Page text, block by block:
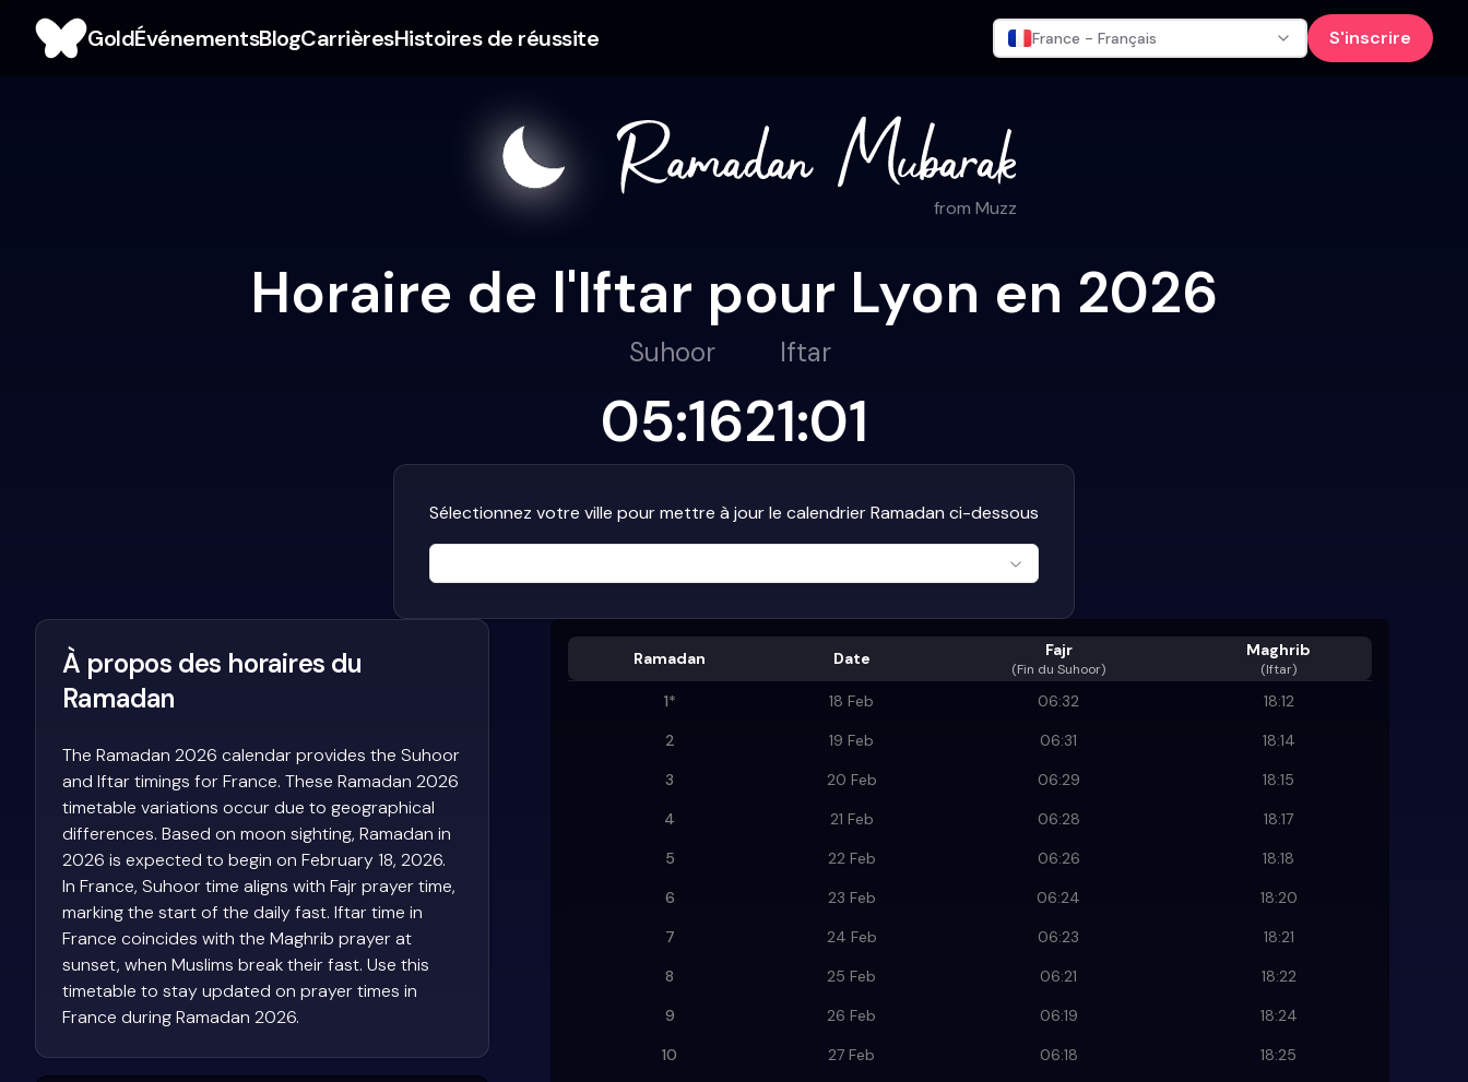
GoldÉvénementsBlogCarrièresHistoires de réussite France - Français S'inscrire
from Muzz
Horaire de l'Iftar pour Lyon en 2026
Suhoor
05:16
Iftar
21:01
Sélectionnez votre ville pour mettre à jour le calendrier Ramadan ci-dessous
Ramadan Date Fajr
(Fin du Suhoor)
Maghrib
(Iftar)
1* 18 Feb 06:32
18:12
2
19 Feb 06:31
18:14
3
20 Feb 06:29
18:15
4
21 Feb 06:28
18:17
5
22 Feb 06:26
18:18
6
23 Feb 06:24
18:20
7
24 Feb 06:23
18:21
8
25 Feb 06:21
18:22
9
26 Feb 06:19
18:24
10
27 Feb 06:18
18:25
À propos des horaires du
Ramadan
The Ramadan 2026 calendar provides the Suhoor
and Iftar timings for France. These Ramadan 2026
timetable variations occur due to geographical
differences. Based on moon sighting, Ramadan in
2026 is expected to begin on February 18, 2026.
In France, Suhoor time aligns with Fajr prayer time,
marking the start of the daily fast. Iftar time in
France coincides with the Maghrib prayer at
sunset, when Muslims break their fast. Use this
timetable to stay updated on prayer times in
France during Ramadan 2026.